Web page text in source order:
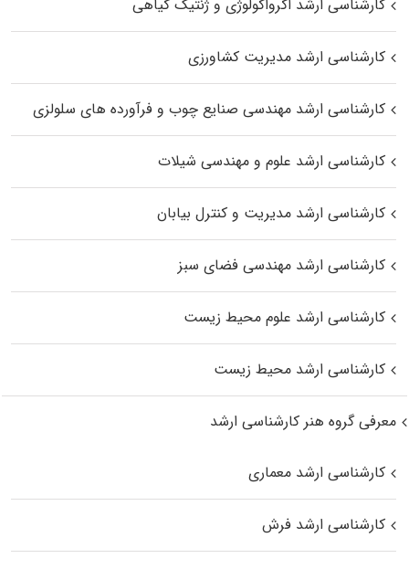
کارشناسی ارشد اگرواکولوژی و ژنتیک گیاهی
کارشناسی ارشد مدیریت کشاورزی
کارشناسی ارشد مهندسی صنایع چوب و فرآورده‌ های سلولزی
کارشناسی ارشد علوم و مهندسی شیلات
کارشناسی ارشد مدیریت و کنترل بیابان
کارشناسی ارشد مهندسی فضای سبز
کارشناسی ارشد علوم محیط‌ زیست
کارشناسی ارشد محیط زیست
معرفی گروه هنر کارشناسی ارشد
کارشناسی ارشد معماری
کارشناسی ارشد فرش